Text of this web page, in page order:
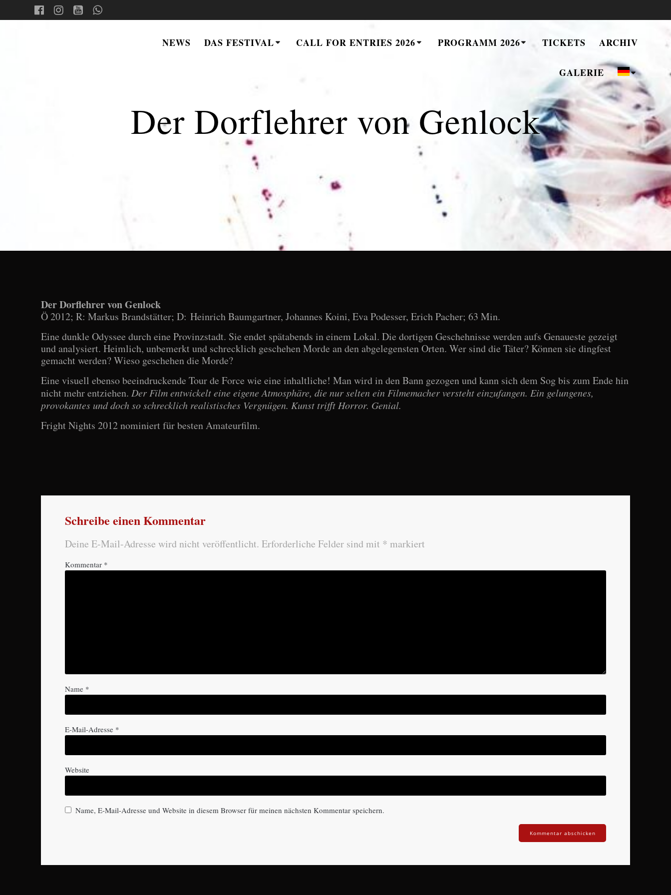
to
NEWS DAS FESTIVAL CALL FOR ENTRIES 2026 PROGRAMM 2026 TICKETS ARCHIV
GALERIE
Der Dorflehrer von Genlock
Der Dorflehrer von Genlock
Ö 2012; R: Markus Brandstätter; D: Heinrich Baumgartner, Johannes Koini, Eva Podesser, Erich Pacher; 63 Min.
Eine dunkle Odyssee durch eine Provinzstadt. Sie endet spätabends in einem Lokal. Die dortigen Geschehnisse werden aufs Genaueste gezeigt
und analysiert. Heimlich, unbemerkt und schrecklich geschehen Morde an den abgelegensten Orten. Wer sind die Täter? Können sie dingfest
gemacht werden? Wieso geschehen die Morde?
Eine visuell ebenso beeindruckende Tour de Force wie eine inhaltliche! Man wird in den Bann gezogen und kann sich dem Sog bis zum Ende hin
nicht mehr entziehen.Der Film entwickelt eine eigene Atmosphäre, die nur selten ein Filmemacher versteht einzufangen. Ein gelungenes,
provokantes und doch so schrecklich realistisches Vergnügen. Kunst trifft Horror. Genial.
Fright Nights 2012 nominiert für besten Amateurfilm.
Schreibe einen Kommentar
Deine E-Mail-Adresse wird nicht veröffentlicht. Erforderliche Felder sind mit * markiert
Kommentar *
Name *
E-Mail-Adresse *
Website
Name, E-Mail-Adresse und Website in diesem Browser für meinen nächsten Kommentar speichern.